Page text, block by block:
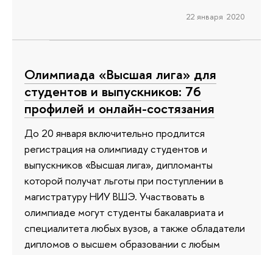
22 января 2020
Олимпиада «Высшая лига» для
студентов и выпускников: 76
профилей и онлайн-состязания
До 20 января включительно продлится
регистрация на олимпиаду студентов и
выпускников «Высшая лига», дипломанты
которой получат льготы при поступлении в
магистратуру НИУ ВШЭ. Участвовать в
олимпиаде могут студенты бакалавриата и
специалитета любых вузов, а также обладатели
дипломов о высшем образовании с любым